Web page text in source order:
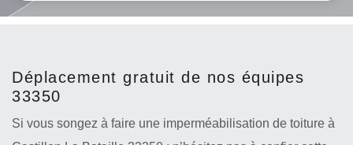
Déplacement gratuit de nos équipes
33350
Si vous songez à faire une imperméabilisation de toiture à